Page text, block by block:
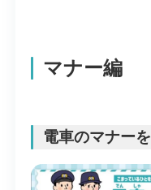
マナー編
電車のマナー